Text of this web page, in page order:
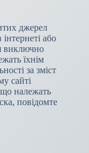
джерел
або
виключно
їхнім
за зміст
сайті
що належать
повідомте